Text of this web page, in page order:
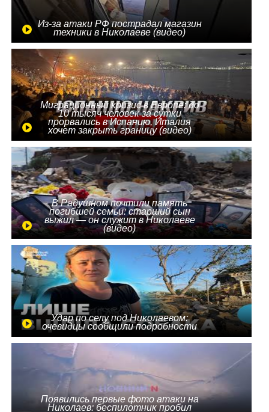
Из-за атаки РФ пострадал магазин
техники в Николаеве (видео)
Миграционный кризис в Европе: до
10 тысяч человек за сутки
прорвались в Испанию, Италия
хочет закрыть границу (видео)
В Радушном почтили память
погибшей семьи: старший сын
выжил — он служит в Николаеве
(видео)
Удар по селу под Николаевом:
очевидцы сообщили подробности
Появились первые фото атаки на
Николаев: беспилотник пробил